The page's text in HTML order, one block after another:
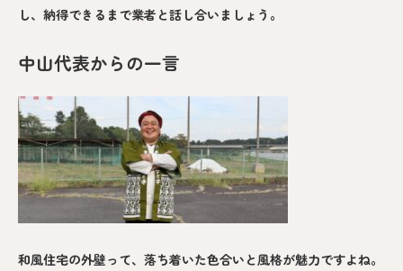
し、納得できるまで業者と話し合いましょう。
中山代表からの一言
和風住宅の外壁って、落ち着いた色合いと風格が魅力ですよね。